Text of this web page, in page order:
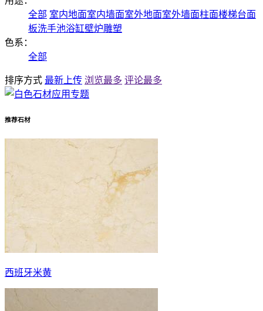
全部 室内地面室内墙面室外地面室外墙面柱面楼梯台面
板洗手池浴缸壁炉雕塑
色系：
全部
排序方式 最新上传 浏览最多 评论最多
推荐石材
西班牙米黄